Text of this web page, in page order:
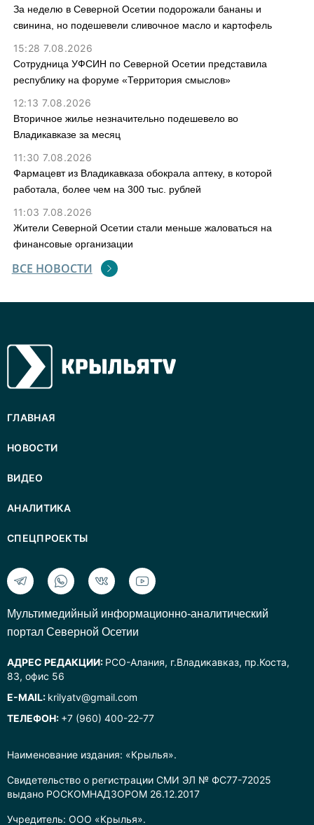
За неделю в Северной Осетии подорожали бананы и
свинина, но подешевели сливочное масло и картофель
15:28 7.08.2026
Сотрудница УФСИН по Северной Осетии представила
республику на форуме «Территория смыслов»
12:13 7.08.2026
Вторичное жилье незначительно подешевело во
Владикавказе за месяц
11:30 7.08.2026
Фармацевт из Владикавказа обокрала аптеку, в которой
работала, более чем на 300 тыс. рублей
11:03 7.08.2026
Жители Северной Осетии стали меньше жаловаться на
финансовые организации
ВСЕ НОВОСТИ
Наименование издания: «Крылья».
Свидетельство о регистрации СМИ ЭЛ № ФС77-72025
выдано РОСКОМНАДЗОРОМ 26.12.2017
Учредитель: ООО «Крылья».
ГЛАВНАЯ
НОВОСТИ
ВИДЕО
АНАЛИТИКА
СПЕЦПРОЕКТЫ
Mультимедийный информационно-аналитический
портал Северной Осетии
АДРЕС РЕДАКЦИИ: РСО-Алания, г.Владикавказ, пр.Коста,
83, офис 56
E-MAIL: krilyatv@gmail.com
ТЕЛЕФОН: +7 (960) 400-22-77